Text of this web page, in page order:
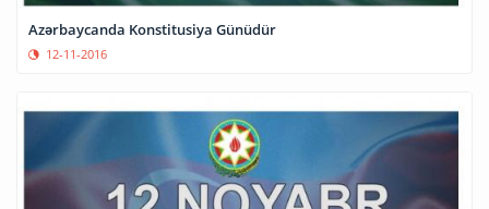
Azərbaycanda Konstitusiya Günüdür
12-11-2016